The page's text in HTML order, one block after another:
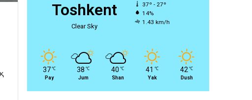
Toshkent
Clear Sky
37º - 27º
14%
1.43 km/h
37 ℃
Pay
38 ℃
Jum
40 ℃
Shan
41 ℃
Yak
42 ℃
Dush